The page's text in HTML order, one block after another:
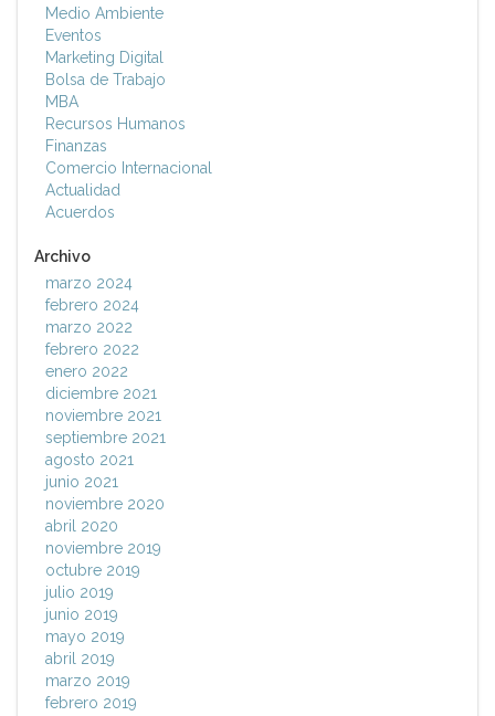
Medio Ambiente
Eventos
Marketing Digital
Bolsa de Trabajo
MBA
Recursos Humanos
Finanzas
Comercio Internacional
Actualidad
Acuerdos
Archivo
marzo 2024
febrero 2024
marzo 2022
febrero 2022
enero 2022
diciembre 2021
noviembre 2021
septiembre 2021
agosto 2021
junio 2021
noviembre 2020
abril 2020
noviembre 2019
octubre 2019
julio 2019
junio 2019
mayo 2019
abril 2019
marzo 2019
febrero 2019